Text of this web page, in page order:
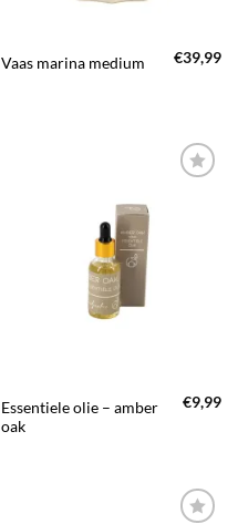
Vaas marina medium €39,99
TOEVOEGEN
AAN JOUW
FAVORIETEN
Essentiele olie – amber
oak
€9,99